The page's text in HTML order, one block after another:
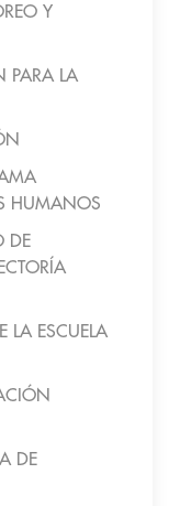
Y
PARA LA
HUMANOS
DE
LA ESCUELA
DE